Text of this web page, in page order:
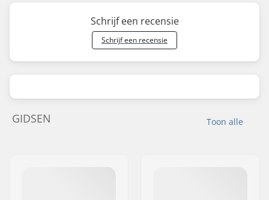
Schrijf een recensie
Schrijf een recensie
Toon alle
GIDSEN